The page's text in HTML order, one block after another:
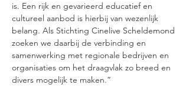
is. Een rijk en gevarieerd educatief en
cultureel aanbod is hierbij van wezenlijk
belang. Als Stichting Cinelive Scheldemond
zoeken we daarbij de verbinding en
samenwerking met regionale bedrijven en
organisaties om het draagvlak zo breed en
divers mogelijk te maken.”